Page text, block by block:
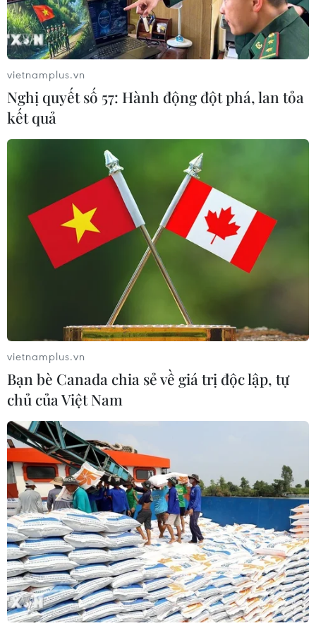
#Việt Nam-Canada
#Hiệp định CPTPP
#Doanh nghiệp Canada
#Đối tác thương mại
#thị trường Canada
Theo dõi VietnamPlus
Quan hệ Việt Nam-Canada
Việt Nam cần theo dõi chặt chẽ các biện pháp
phòng vệ thương mại tại Canada
Hội nghị Ngoại giao 33: Nền tảng hướng tới
nâng cấp quan hệ Việt Nam-Canada
Bệ đỡ đưa hàng Việt chinh phục thị trường
Canada
vietnamplus.vn
Nghị quyết số 57: Hành động đột phá, lan tỏa
kết quả
vietnamplus.vn
Bạn bè Canada chia sẻ về giá trị độc lập, tự
chủ của Việt Nam